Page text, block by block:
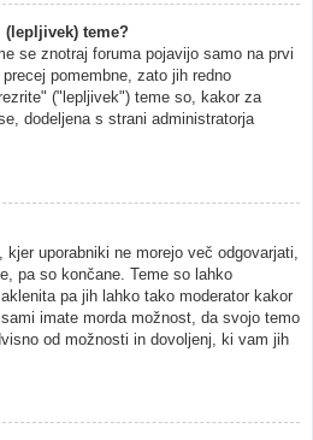
(lepljivek) teme?
se znotraj foruma pojavijo samo na prvi
pomembne, zato jih redno
("lepljivek") teme so, kakor za
dodeljena s strani administratorja
uporabniki ne morejo več odgovarjati,
pa so končane. Teme so lahko
pa jih lahko tako moderator kakor
imate morda možnost, da svojo temo
od možnosti in dovoljenj, ki vam jih